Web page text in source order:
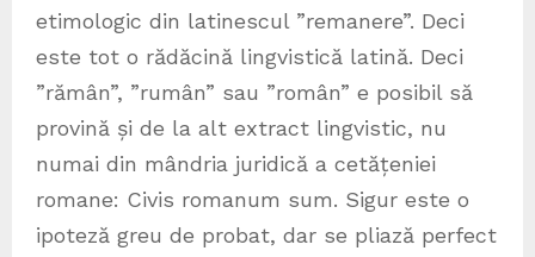
etimologic din latinescul ”remanere”. Deci
este tot o rădăcină lingvistică latină. Deci
”rămân”, ”rumân” sau ”român” e posibil să
provină și de la alt extract lingvistic, nu
numai din mândria juridică a cetățeniei
romane: Civis romanum sum. Sigur este o
ipoteză greu de probat, dar se pliază perfect